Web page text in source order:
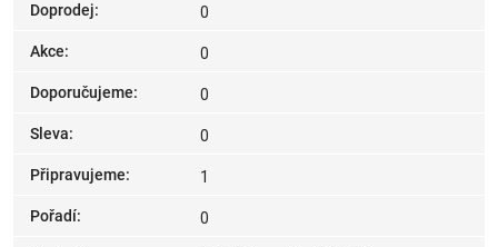
Doprodej: 0
Akce: 0
Doporučujeme: 0
Sleva: 0
Připravujeme: 1
Pořadí: 0